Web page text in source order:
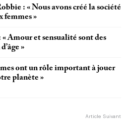
: « Nous avons créé la société
femmes »
Amour et sensualité sont des
»
ont un rôle important à jouer
planète »
Article Suivant